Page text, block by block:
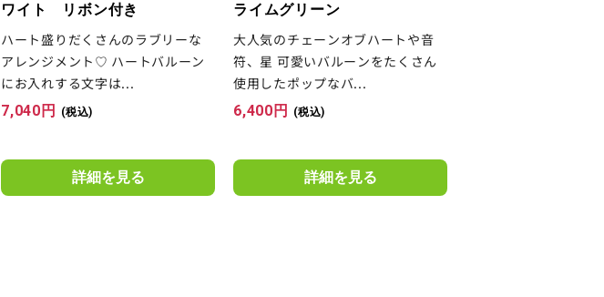
ワイト リボン付き
ハート盛りだくさんのラブリーな
アレンジメント♡ ハートバルーン
にお入れする文字は...
7,040 円 (税込)
詳細を見る
ライムグリーン
大人気のチェーンオブハートや音
符、星 可愛いバルーンをたくさん
使用したポップなバ...
6,400 円 (税込)
詳細を見る